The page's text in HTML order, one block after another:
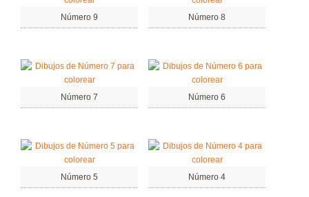
Número 9 Número 8
Número 7 Número 6
Número 5 Número 4